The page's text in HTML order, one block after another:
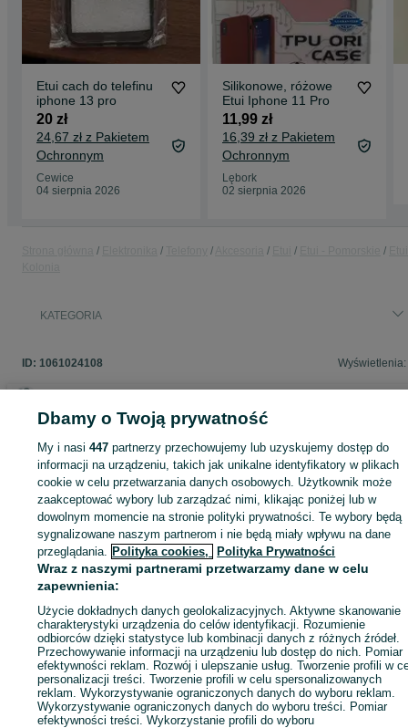
Etui cach do telefinu
iphone 13 pro
20 zł
24,67 zł z Pakietem
Ochronnym
Cewice
04 sierpnia 2026
Silikonowe, różowe
Etui Iphone 11 Pro
11,99 zł
16,39 zł z Pakietem
Ochronnym
Lębork
02 sierpnia 2026
KATEGORIA
ID: 1061024108 Wyświetlenia:
Zaloguj się lub załóż konto na OLX, aby skontaktować się z
sprzedającym
Zaloguj się / Załóż konto
Kup
Dbamy o Twoją prywatność
My i nasi447 partnerzy przechowujemy lub uzyskujemy dostęp do
informacji na urządzeniu, takich jak unikalne identyfikatory w plikach
cookie w celu przetwarzania danych osobowych. Użytkownik może
zaakceptować wybory lub zarządzać nimi, klikając poniżej lub w
dowolnym momencie na stronie polityki prywatności. Te wybory będą
sygnalizowane naszym partnerom i nie będą miały wpływu na dane
przeglądania. Polityka cookies, Polityka Prywatności
Wraz z naszymi partnerami przetwarzamy dane w celu
zapewnienia:
Użycie dokładnych danych geolokalizacyjnych. Aktywne skanowanie
charakterystyki urządzenia do celów identyfikacji. Rozumienie
odbiorców dzięki statystyce lub kombinacji danych z różnych źródeł.
Przechowywanie informacji na urządzeniu lub dostęp do nich. Pomiar
efektywności reklam. Rozwój i ulepszanie usług. Tworzenie profili w
personalizacji treści. Tworzenie profili w celu spersonalizowanych
reklam. Wykorzystywanie ograniczonych danych do wyboru reklam.
Wykorzystywanie ograniczonych danych do wyboru treści. Pomiar
efektywności treści. Wykorzystanie profili do wyboru